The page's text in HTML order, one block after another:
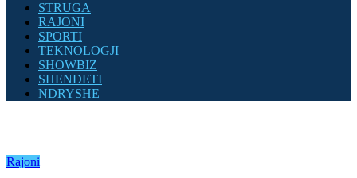
STRUGA
RAJONI
SPORTI
TEKNOLOGJI
SHOWBIZ
SHENDETI
NDRYSHE
Rajoni